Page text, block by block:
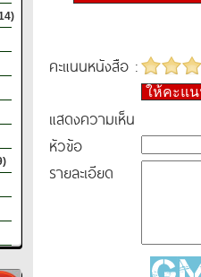
คะแนนหนังสือ :
ให้คะแ
แสดงความเห็น
หัวข้อ
รายละเอียด